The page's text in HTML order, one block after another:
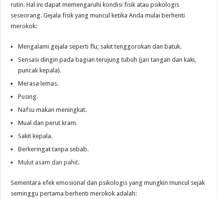
rutin. Hal ini dapat memengaruhi kondisi fisik atau psikologis
seseorang. Gejala fisik yang muncul ketika Anda mulai berhenti
merokok:
Mengalami gejala seperti flu; sakit tenggorokan dan batuk.
Sensasi dingin pada bagian terujung tubuh (jari tangan dan kaki,
puncak kepala).
Merasa lemas.
Pusing.
Nafsu makan meningkat.
Mual dan perut kram.
Sakit kepala.
Berkeringat tanpa sebab.
Mulut asam dan pahit.
Sementara efek emosional dan psikologis yang mungkin muncul sejak
seminggu pertama berhenti merokok adalah: